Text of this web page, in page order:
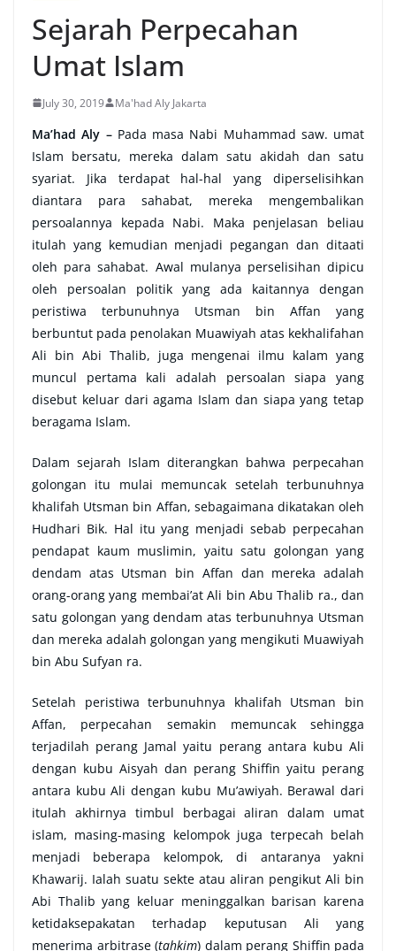
Sejarah Perpecahan
Umat Islam
July 30, 2019 Ma'had Aly Jakarta
Ma’had Aly – Pada masa Nabi Muhammad saw. umat
Islam bersatu, mereka dalam satu akidah dan satu
syariat. Jika terdapat hal-hal yang diperselisihkan
diantara para sahabat, mereka mengembalikan
persoalannya kepada Nabi. Maka penjelasan beliau
itulah yang kemudian menjadi pegangan dan ditaati
oleh para sahabat. Awal mulanya perselisihan dipicu
oleh persoalan politik yang ada kaitannya dengan
peristiwa terbunuhnya Utsman bin Affan yang
berbuntut pada penolakan Muawiyah atas kekhalifahan
Ali bin Abi Thalib, juga mengenai ilmu kalam yang
muncul pertama kali adalah persoalan siapa yang
disebut keluar dari agama Islam dan siapa yang tetap
beragama Islam.
Dalam sejarah Islam diterangkan bahwa perpecahan
golongan itu mulai memuncak setelah terbunuhnya
khalifah Utsman bin Affan, sebagaimana dikatakan oleh
Hudhari Bik. Hal itu yang menjadi sebab perpecahan
pendapat kaum muslimin, yaitu satu golongan yang
dendam atas Utsman bin Affan dan mereka adalah
orang-orang yang membai’at Ali bin Abu Thalib ra., dan
satu golongan yang dendam atas terbunuhnya Utsman
dan mereka adalah golongan yang mengikuti Muawiyah
bin Abu Sufyan ra.
Setelah peristiwa terbunuhnya khalifah Utsman bin
Affan, perpecahan semakin memuncak sehingga
terjadilah perang Jamal yaitu perang antara kubu Ali
dengan kubu Aisyah dan perang Shiffin yaitu perang
antara kubu Ali dengan kubu Mu’awiyah. Berawal dari
itulah akhirnya timbul berbagai aliran dalam umat
islam, masing-masing kelompok juga terpecah belah
menjadi beberapa kelompok, di antaranya yakni
Khawarij. Ialah suatu sekte atau aliran pengikut Ali bin
Abi Thalib yang keluar meninggalkan barisan karena
ketidaksepakatan terhadap keputusan Ali yang
menerima arbitrase (tahkim) dalam perang Shiffin pada